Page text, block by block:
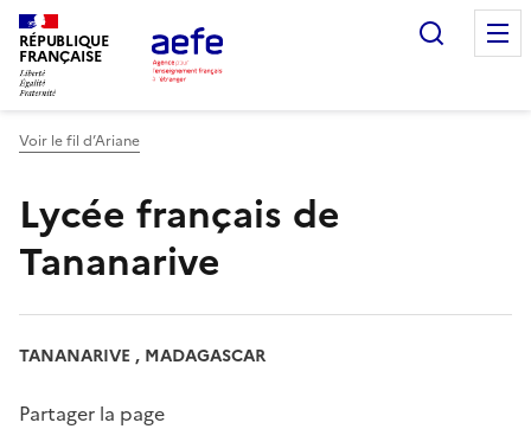
Aller
au
contenu
principal
RÉPUBLIQUE
FRANÇAISE
Voir le fil d’Ariane
Lycée français de
Tananarive
TANANARIVE , MADAGASCAR
Partager la page